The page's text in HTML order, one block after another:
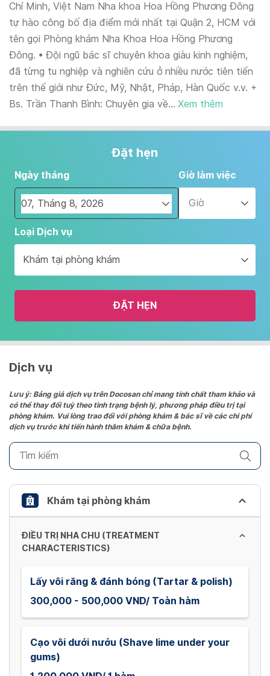
Chí Minh, Việt Nam Nha khoa Hoa Hồng Phương Đông
tự hào công bố địa điểm mới nhất tại Quận 2, HCM với
tên gọi Phòng khám Nha Khoa Hoa Hồng Phương
Đông. • Đội ngũ bác sĩ chuyên khoa giàu kinh nghiệm,
đã từng tu nghiệp và nghiên cứu ở nhiều nước tiên tiến
trên thế giới như Đức, Mỹ, Nhật, Pháp, Hàn Quốc v.v. +
Bs. Trần Thanh Bình: Chuyên gia về... Xem thêm
Đặt hẹn
Ngày tháng
Navigate
forward
interact
with
the
and
date.
the
question
mark
to
keyboard
shortcuts
changing
dates.
Giờ làm việc
Giờ
Loại Dịch vụ
Khám tại phòng khám
ĐẶT HẸN
Dịch vụ
Lưu ý: Bảng giá dịch vụ trên Docosan chỉ mang tính chất tham khảo và
có thể thay đổi tuỳ theo tình trạng bệnh lý, phương pháp điều trị tại
phòng khám. Vui lòng trao đổi với phòng khám & bác sĩ về các chi phí
dịch vụ trước khi tiến hành thăm khám & chữa bệnh.
Khám tại phòng khám
ĐIỀU TRỊ NHA CHU (TREATMENT
CHARACTERISTICS)
Lấy vôi răng & đánh bóng (Tartar & polish)
300,000 - 500,000 VND/ Toàn hàm
Cạo vôi dưới nướu (Shave lime under your
gums)